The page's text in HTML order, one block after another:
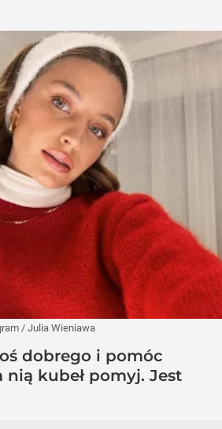
/ Julia Wieniawa
dobrego i pomóc
nią kubeł pomyj. Jest